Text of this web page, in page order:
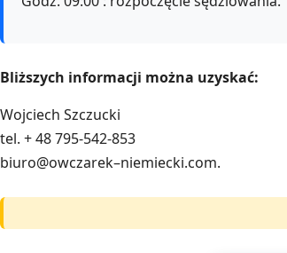
Bliższych informacji można uzyskać:
Wojciech Szczucki
tel. + 48 795-542-853
biuro@owczarek–niemiecki.com.